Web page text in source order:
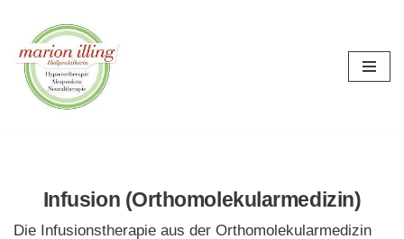
Zum
Inhalt
springen
Infusion (Orthomolekularmedizin)
Die Infusionstherapie aus der Orthomolekularmedizin